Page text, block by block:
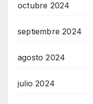
octubre 2024
septiembre 2024
agosto 2024
julio 2024